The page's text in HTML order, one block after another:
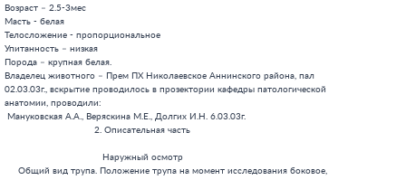
Возраст – 2.5-3мес
Масть - белая
Телосложение - пропорциональное
Упитанность – низкая
Порода – крупная белая.
Владелец животного – Прем ПХ Николаевское Аннинского района, пал
02.03.03г., вскрытие проводилось в прозектории кафедры патологической
анатомии, проводили:
Мануковская А.А., Веряскина М.Е., Долгих И.Н. 6.03.03г.
                                 2. Описательная часть
                                    Наружный осмотр
     Общий вид трупа. Положение трупа на момент исследования боковое,